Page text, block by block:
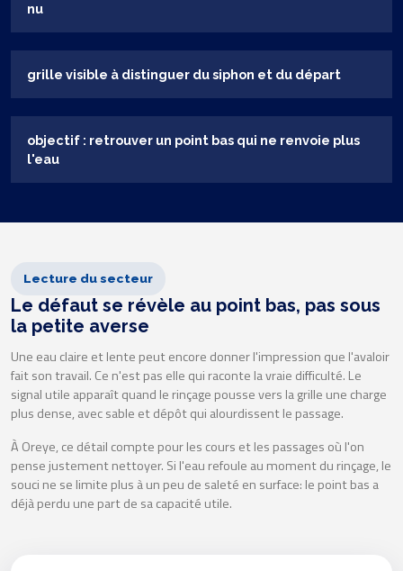
nu
grille visible à distinguer du siphon et du départ
objectif : retrouver un point bas qui ne renvoie plus
l'eau
Lecture du secteur
Le défaut se révèle au point bas, pas sous
la petite averse
Une eau claire et lente peut encore donner l'impression que l'avaloir
fait son travail. Ce n'est pas elle qui raconte la vraie difficulté. Le
signal utile apparaît quand le rinçage pousse vers la grille une charge
plus dense, avec sable et dépôt qui alourdissent le passage.
À Oreye, ce détail compte pour les cours et les passages où l'on
pense justement nettoyer. Si l'eau refoule au moment du rinçage, le
souci ne se limite plus à un peu de saleté en surface: le point bas a
déjà perdu une part de sa capacité utile.